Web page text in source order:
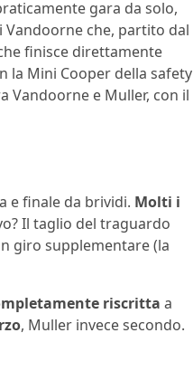
gara da solo,
che, partito dal
finisce direttamente
la Mini Cooper della safety
Vandoorne e Muller, con il
e finale da brividi. Molti i
Il taglio del traguardo
giro supplementare (la
riscritta a
, Muller invece secondo.